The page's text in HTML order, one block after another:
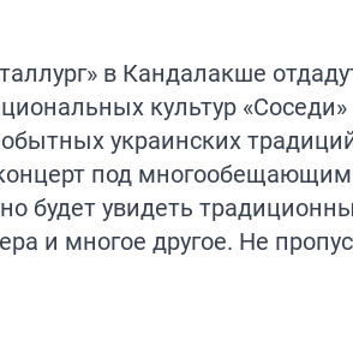
в Кандалакше
культур
украинских
под
будет увидеть
и многое другое. Не